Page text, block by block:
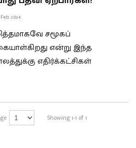
2024
சமூகப்
என்று இந்த
எதிர்க்கட்சிகள்
Showing 1-1 of 1